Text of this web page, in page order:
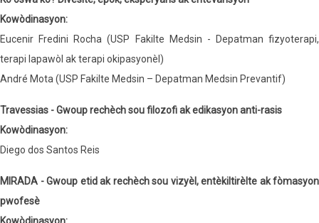
Kowòdinasyon:
Eucenir Fredini Rocha (USP Fakilte Medsin - Depatman fizyoterapi,
terapi lapawòl ak terapi okipasyonèl)
André Mota (USP Fakilte Medsin – Depatman Medsin Prevantif)
Travessias - Gwoup rechèch sou filozofi ak edikasyon anti-rasis
Kowòdinasyon:
Diego dos Santos Reis
MIRADA - Gwoup etid ak rechèch sou vizyèl, entèkiltirèlte ak fòmasyon
pwofesè
Kowòdinasyon: